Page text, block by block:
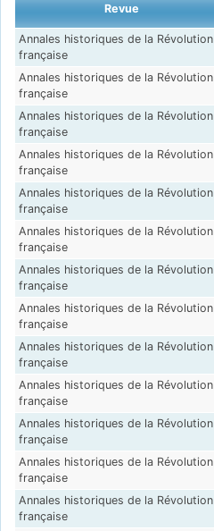
Revue
Annales historiques de la Révolution
française
Annales historiques de la Révolution
française
Annales historiques de la Révolution
française
Annales historiques de la Révolution
française
Annales historiques de la Révolution
française
Annales historiques de la Révolution
française
Annales historiques de la Révolution
française
Annales historiques de la Révolution
française
Annales historiques de la Révolution
française
Annales historiques de la Révolution
française
Annales historiques de la Révolution
française
Annales historiques de la Révolution
française
Annales historiques de la Révolution
française